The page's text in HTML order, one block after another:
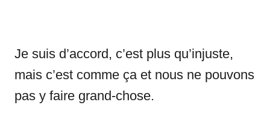
Je suis d’accord, c’est plus qu’injuste,
mais c’est comme ça et nous ne pouvons
pas y faire grand-chose.